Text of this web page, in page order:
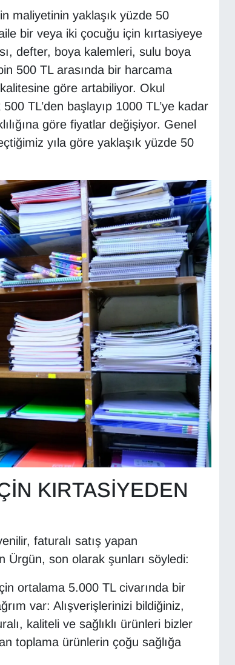
maliyetinin yaklaşık yüzde 50
bir veya iki çocuğu için kırtasiyeye
defter, boya kalemleri, sulu boya
500 TL arasında bir harcama
göre artabiliyor. Okul
TL’den başlayıp 1000 TL’ye kadar
göre fiyatlar değişiyor. Genel
yıla göre yaklaşık yüzde 50
KIRTASİYEDEN
faturalı satış yapan
Ürgün, son olarak şunları söyledi:
ortalama 5.000 TL civarında bir
var: Alışverişlerinizi bildiğiniz,
kaliteli ve sağlıklı ürünleri bizler
toplama ürünlerin çoğu sağlığa